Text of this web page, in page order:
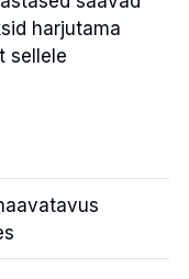
harjutama
sellele